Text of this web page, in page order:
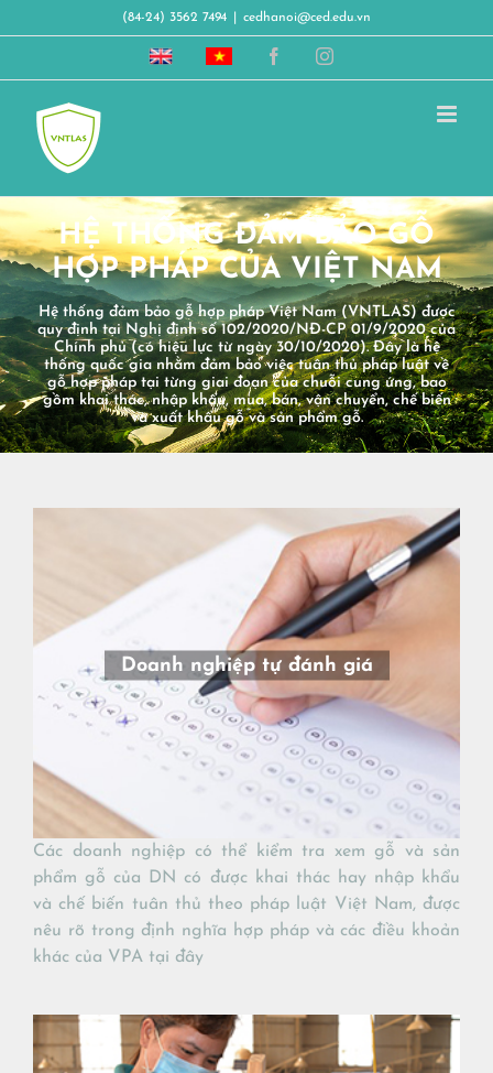
to
(84-24) 3562 7494 cedhanoi@ced.edu.vn
Vietnam
Hệ
Nam
FacebookInstagram
HỆ THỐNG ĐẢM BẢO GỖ
HỢP PHÁP CỦA VIỆT NAM
Hệ thống đảm bảo gỗ hợp pháp Việt Nam (VNTLAS) được
quy định tại Nghị định số 102/2020/NĐ-CP 01/9/2020 của
Chính phủ (có hiệu lực từ ngày 30/10/2020). Đây là hệ
thống quốc gia nhằm đảm bảo việc tuân thủ pháp luật về
gỗ hợp pháp tại từng giai đoạn của chuỗi cung ứng, bao
gồm khai thác, nhập khẩu, mua, bán, vận chuyển, chế biến
và xuất khẩu gỗ và sản phẩm gỗ.
Doanh nghiệp tự đánh giá
Các doanh nghiệp có thể kiểm tra xem gỗ và sản
phẩm gỗ của DN có được khai thác hay nhập khẩu
và chế biến tuân thủ theo pháp luật Việt Nam, được
nêu rõ trong định nghĩa hợp pháp và các điều khoản
khác của VPA tại đây